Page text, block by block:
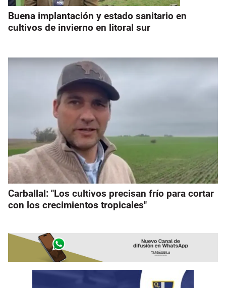
Buena implantación y estado sanitario en
cultivos de invierno en litoral sur
Carballal: "Los cultivos precisan frío para cortar
con los crecimientos tropicales"